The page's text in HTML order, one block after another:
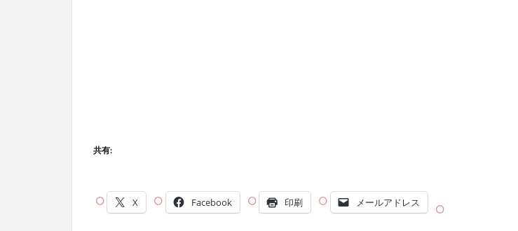
共有:
X Facebook 印刷 メールアドレス